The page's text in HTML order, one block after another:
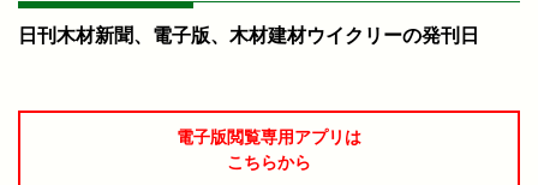
日刊木材新聞、電子版、木材建材ウイクリーの発刊日
電子版閲覧専用アプリは
こちらから